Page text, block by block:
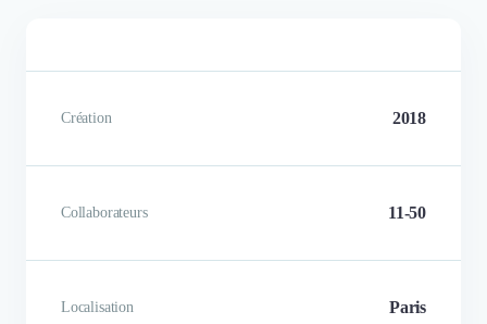
Création 2018
Collaborateurs 11-50
Localisation Paris